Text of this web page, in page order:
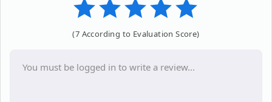
(7 According to Evaluation Score)